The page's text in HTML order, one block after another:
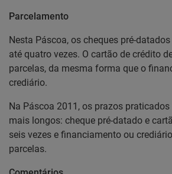
Parcelamento
Nesta Páscoa, os cheques pré-
até quatro vezes. O cartão de crédito
parcelas, da mesma forma que o
crediário.
Na Páscoa 2011, os prazos
mais longos: cheque pré-datado e
seis vezes e financiamento ou
parcelas.